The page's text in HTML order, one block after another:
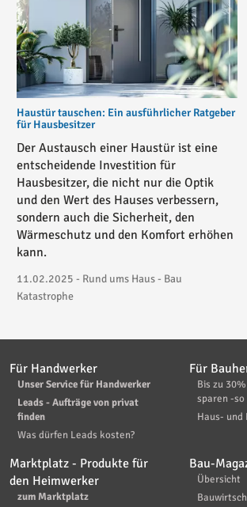
Haustür tauschen: Ein ausführlicher Ratgeber
für Hausbesitzer
Der Austausch einer Haustür ist eine
entscheidende Investition für
Hausbesitzer, die nicht nur die Optik
und den Wert des Hauses verbessern,
sondern auch die Sicherheit, den
Wärmeschutz und den Komfort erhöhen
kann.
11.02.2025 - Rund ums Haus - Bau
Katastrophe
Für Handwerker
Unser Service für Handwerker
Leads - Aufträge von privat
finden
Was dürfen Leads kosten?
Für
Bis zu
sparen -
Haus- und
Marktplatz - Produkte für
den Heimwerker
zum Marktplatz
Bau-
Übersicht